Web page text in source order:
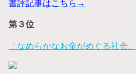
書評記事はこちら→
第３位
「なめらかなお金がめぐる社会